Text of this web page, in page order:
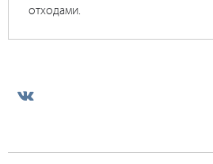
отходами.